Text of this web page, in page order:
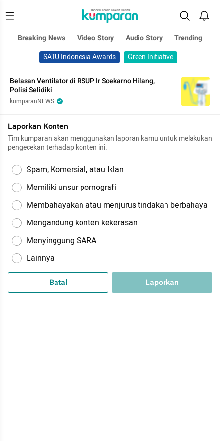
Breaking News Video Story Audio Story
Trending
SATU Indonesia Awards
Green Initiative
Belasan Ventilator di RSUP Ir Soekarno Hilang,
Polisi Selidiki
kumparanNEWS
Laporkan Konten
Tim kumparan akan menggunakan laporan kamu untuk melakukan
pengecekan terhadap konten ini.
Spam, Komersial, atau Iklan
Memiliki unsur pornografi
Membahayakan atau menjurus tindakan berbahaya
Mengandung konten kekerasan
Menyinggung SARA
Lainnya
Batal Laporkan